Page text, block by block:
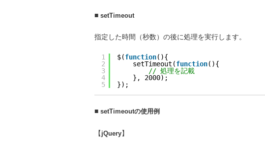
■ setTimeout
指定した時間（秒数）の後に処理を実行します。
1
2
3
4
5
$(function(){
setTimeout(function(){
// 処理を記載
}, 2000);
});
■ setTimeoutの使用例
【 jQuery】